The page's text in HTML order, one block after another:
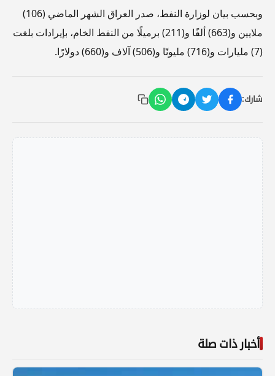
وبحسب بيان لوزارة النفط، صدر العراق الشهر الماضي (106)
ملايين و(663) ألفًا و(211) برميلًا من النفط الخام، بإيرادات بلغت
(7) مليارات و(716) مليونًا و(506) آلاف و(660) دولارًا.
شارك:
أخبار ذات صلة